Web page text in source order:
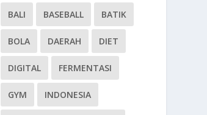
BALI BASEBALL BATIK
BOLA DAERAH DIET
DIGITAL FERMENTASI
GYM INDONESIA